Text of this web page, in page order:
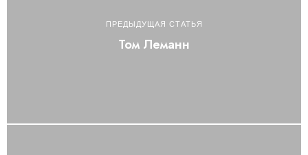
ПРЕДЫДУЩАЯ СТАТЬЯ
Том Леманн